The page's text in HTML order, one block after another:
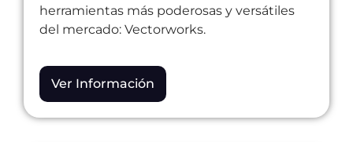
herramientas más poderosas y versátiles
del mercado: Vectorworks.
Ver Información